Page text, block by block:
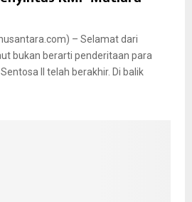
– Selamat dari
bukan berarti penderitaan para
II telah berakhir. Di balik